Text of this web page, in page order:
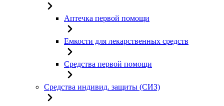
Аптечка первой помощи
Емкости для лекарственных средств
Средства первой помощи
Средства индивид. защиты (СИЗ)